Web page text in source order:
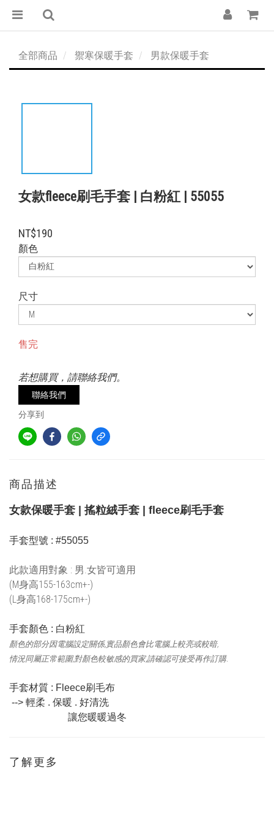
全部商品 禦寒保暖手套 男款保暖手套
女款fleece刷毛手套 | 白粉紅 | 55055
NT$190
顏色
尺寸
售完
若想購買，請聯絡我們。
聯絡我們
分享到
商品描述
女款保暖手套 | 搖粒絨手套 | fleece刷毛手套
手套型號 : #55055
此款適用對象 : 男.女皆可適用
(M身高155-163cm+-)
(L身高168-175cm+-)
手套顏色 : 白粉紅
顏色的部分因電腦設定關係,實品顏色會比電腦上較亮或較暗,
情況同屬正常範圍,對顏色較敏感的買家,請確認可接受再作訂購.
手套材質 : Fleece刷毛布
--> 輕柔 . 保暖 . 好清洗
讓您暖暖過冬
了解更多